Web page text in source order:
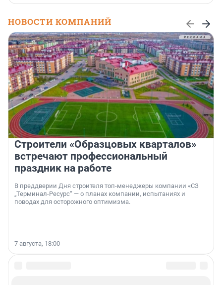
НОВОСТИ КОМПАНИЙ
Строители «Образцовых кварталов»
встречают профессиональный
праздник на работе
В преддверии Дня строителя топ-менеджеры компании «СЗ
„Терминал-Ресурс“ — о планах компании, испытаниях и
поводах для осторожного оптимизма.
7 августа, 18:00